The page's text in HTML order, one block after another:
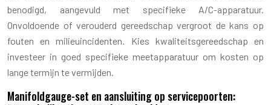
benodigd, aangevuld met specifieke A/C-apparatuur.
Onvoldoende of verouderd gereedschap vergroot de kans op
fouten en milieuincidenten. Kies kwaliteitsgereedschap en
investeer in goed specifieke meetapparatuur om kosten op
lange termijn te vermijden.
Manifoldgauge-set en aansluiting op servicepoorten: